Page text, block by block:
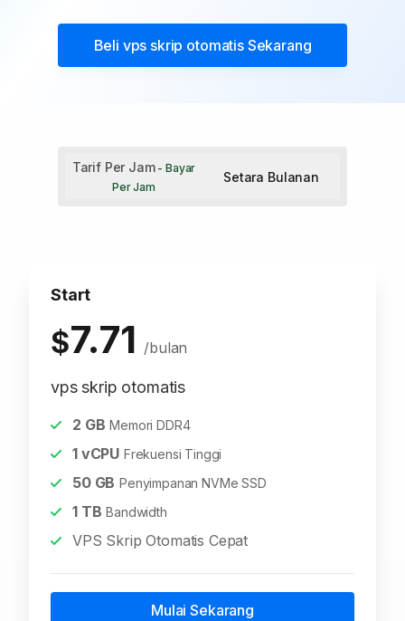
Beli vps skrip otomatisSekarang
Tarif Per Jam- Bayar
Per Jam
Setara Bulanan
Start
$7.71 /bulan
vps skrip otomatis
2 GB Memori DDR4
1vCPU Frekuensi Tinggi
50GB Penyimpanan NVMe SSD
1TB Bandwidth
VPS Skrip Otomatis Cepat
Mulai Sekarang